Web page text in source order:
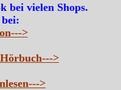
bei vielen Shops.
>
>
>